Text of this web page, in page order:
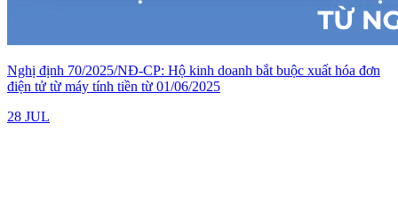
Nghị định 70/2025/NĐ-CP: Hộ kinh doanh bắt buộc xuất hóa đơn
điện tử từ máy tính tiền từ 01/06/2025
28 JUL